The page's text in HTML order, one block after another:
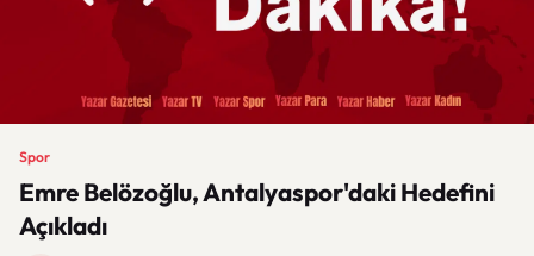
Spor
Emre Belözoğlu, Antalyaspor'daki Hedefini
Açıkladı